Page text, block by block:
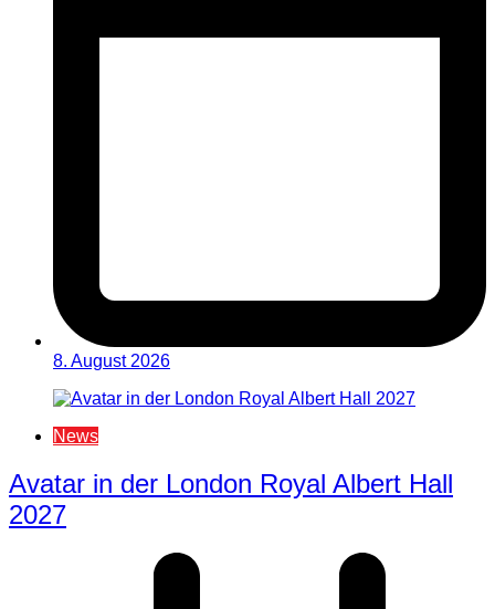
8. August 2026
News
Avatar in der London Royal Albert Hall
2027